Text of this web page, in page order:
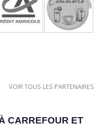
VOIR TOUS LES PARTENAIRES
CARREFOUR ET